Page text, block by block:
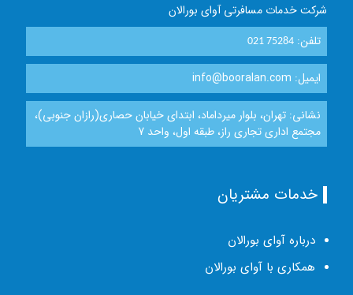
شرکت خدمات مسافرتی آوای بورالان
تلفن:021 75284
ایمیل: info@booralan.com
نشانی: تهران، بلوار میرداماد، ابتدای خیابان حصاری(رازان جنوبی)،
مجتمع اداری تجاری راز، طبقه اول، واحد 7
خدمات مشتریان
درباره آوای بورالان
همکاری با آوای بورالان